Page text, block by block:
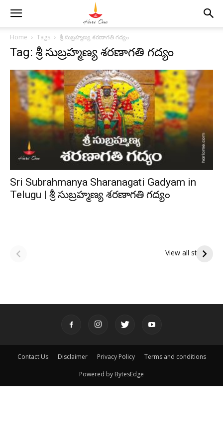
Home Tags శ్రీ సుబ్రహ్మణ్య శరణాగతి గద్యం
Tag: శ్రీ సుబ్రహ్మణ్య శరణాగతి గద్యం
Sri Subrahmanya Sharanagati Gadyam in
Telugu | శ్రీ సుబ్రహ్మణ్య శరణాగతి గద్యం
View all stories
పితృదేవతల ఆశీర్వాదం
ఇంద్రకీలాద్రి గిరి ప్రదక్షిణ
Contact Us Disclaimer Privacy Policy Terms and conditions
Powered by BytesEdge